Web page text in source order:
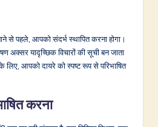
से पहले, आपको संदर्भ स्थापित करना होगा।
अक्सर यादृच्छिक विचारों की सूची बन जाता
लिए, आपको दायरे को स्पष्ट रूप से परिभाषित
करना